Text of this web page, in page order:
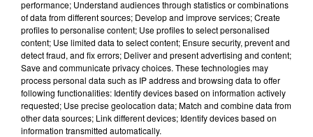
Votre n° de téléphone*
Votre message*
performance; Understand audiences through statistics or combinations
of data from different sources; Develop and improve services; Create
profiles to personalise content; Use profiles to select personalised
content; Use limited data to select content; Ensure security, prevent and
detect fraud, and fix errors; Deliver and present advertising and content;
Save and communicate privacy choices. These technologies may
process personal data such as IP address and browsing data to offer
following functionalities: Identify devices based on information actively
requested; Use precise geolocation data; Match and combine data from
other data sources; Link different devices; Identify devices based on
information transmitted automatically.